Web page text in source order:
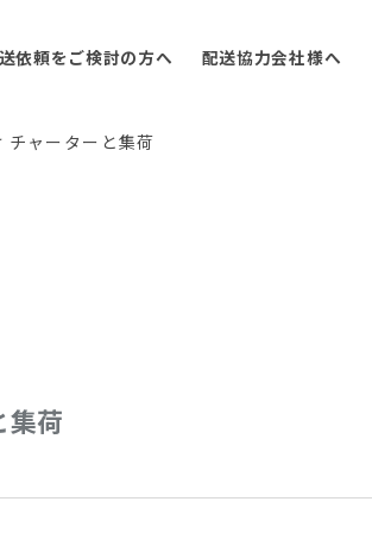
依頼をご検討の方へ 配送協力会社様へ
ャーターと集荷
荷